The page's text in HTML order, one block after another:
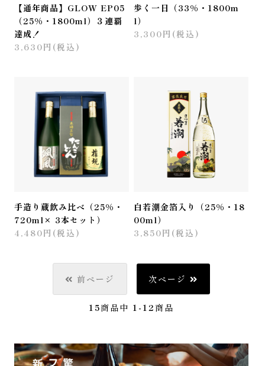
【通年商品】GLOW EP05
（25%・1800ml）３連覇
達成！
3,630円(税込)
歩く一日（33%・1800m
l）
3,300円(税込)
手造り蔵飲み比べ（25%・
720ml× 3本セット）
4,480円(税込)
白若潮金箔入り（25%・18
00ml）
3,850円(税込)
前ページ 次ページ
15商品中 1-12 商品